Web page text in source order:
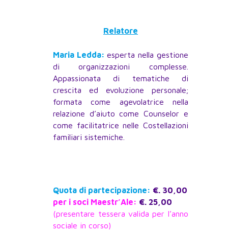
Relatore
Maria Ledda:esperta nella gestione
di organizzazioni complesse.
Appassionata di tematiche di
crescita ed evoluzione personale;
formata come agevolatrice nella
relazione d’aiuto come Counselor e
come facilitatrice nelle Costellazioni
familiari sistemiche.
Quota di partecipazione: €. 30,00
per i soci Maestr’Ale: €. 25,00
(presentare tessera valida per l’anno
sociale in corso)